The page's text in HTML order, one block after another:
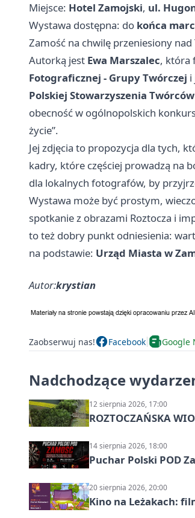
Miejsce: Hotel Zamojski, ul.
Wystawa dostępna: do końca
Zamość na chwilę przeniesiony
Autorką jest Ewa Marszalec, która
Fotograficznej - Grupy Twórczej i
Polskiej Stowarzyszenia Twórców
obecność w ogólnopolskich
życie”.
Jej zdjęcia to propozycja dla tych,
kadry, które częściej prowadzą na
dla lokalnych fotografów, by
Wystawa może być prostym,
spotkanie z obrazami Roztocza i
to też dobry punkt odniesienia:
na podstawie: Urząd Miasta w
Autor:krystian
Zaobserwuj nas! Facebook Google
Nadchodzące
12 sierpnia 2026, 17:00
ROZTOCZAŃSKA
14 sierpnia 2026, 18:00
Puchar Polski POD
20 sierpnia 2026, 20:00
Kino na Leżakach: